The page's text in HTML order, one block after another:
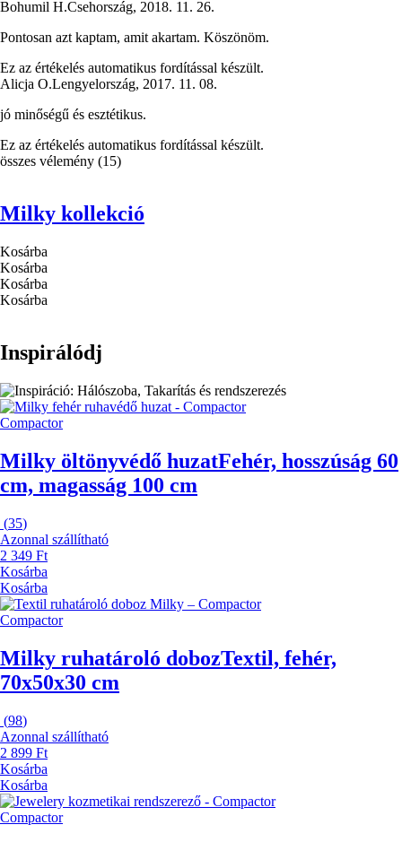
Bohumil H.Csehország, 2018. 11. 26.
Pontosan azt kaptam, amit akartam. Köszönöm.
Ez az értékelés automatikus fordítással készült.
Alicja O.Lengyelország, 2017. 11. 08.
jó minőségű és esztétikus.
Ez az értékelés automatikus fordítással készült.
összes vélemény (15)
Milky kollekció
Kosárba
Kosárba
Kosárba
Kosárba
Inspirálódj
Compactor
Milky öltönyvédő huzatFehér, hosszúság 60
cm, magasság 100 cm
(35)
Azonnal szállítható
2 349 Ft
Kosárba
Kosárba
Compactor
Milky ruhatároló dobozTextil, fehér,
70x50x30 cm
(98)
Azonnal szállítható
2 899 Ft
Kosárba
Kosárba
Compactor